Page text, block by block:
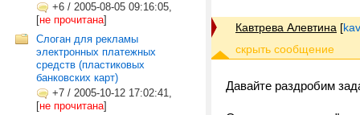
+6 / 2005-08-05 09:16:05,
[не прочитана]
Слоган для рекламы
электронных платежных
средств (пластиковых
банковских карт)
+7 / 2005-10-12 17:02:41,
[не прочитана]
Кавтрева Алевтина [
Давайте раздробим